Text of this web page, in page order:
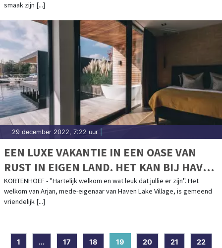
smaak zijn [...]
29 december 2022, 7:22 uur
EEN LUXE VAKANTIE IN EEN OASE VAN
RUST IN EIGEN LAND. HET KAN BIJ HAVEN
LAKE VILLAGE!
KORTENHOEF - "Hartelijk welkom en wat leuk dat jullie er zijn". Het
welkom van Arjan, mede-eigenaar van Haven Lake Village, is gemeend
vriendelijk [...]
1 ... 17 18 19 (current)
20 21 22